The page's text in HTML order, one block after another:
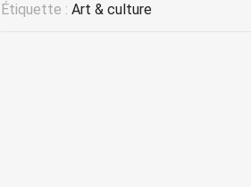
Étiquette : Art & culture